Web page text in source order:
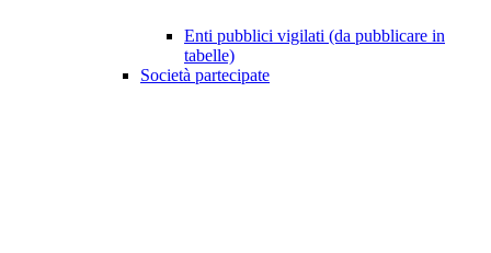
Enti pubblici vigilati (da pubblicare in
tabelle)
Società partecipate